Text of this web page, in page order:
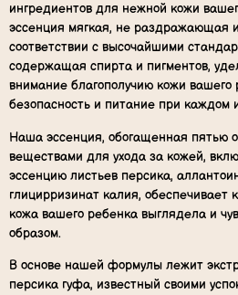
ингредиентов для нежной кожи
эссенция мягкая, не раздражающая
соответствии с высочайшими
содержащая спирта и пигментов,
внимание благополучию кожи вашего
безопасность и питание при каждом
Наша эссенция, обогащенная пятью
веществами для ухода за кожей,
эссенцию листьев персика,
глицирризинат калия, обеспечивает
кожа вашего ребенка выглядела и
образом.
В основе нашей формулы лежит
персика гуфа, известный своими